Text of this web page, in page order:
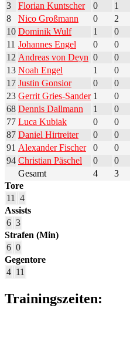
3
Florian Kuntscher 0 1
8
Nico Großmann 0 2
10 Dominik Wulf 1 0
11 Johannes Engel 0 0
12 Andreas von Deyn 0 0
13 Noah Engel 1 0
17 Justin Gonsior 0 0
23 Gerrit Gries-Sander 1 0
68 Dennis Dallmann 1 0
77 Luca Kubiak 0 0
87 Daniel Hirtreiter 0 0
91 Alexander Fischer 0 0
94 Christian Päschel 0 0
Gesamt
4 3
Tore
11 4
Assists
6 3
Strafen (Min)
6 0
Gegentore
4 11
Trainingszeiten: